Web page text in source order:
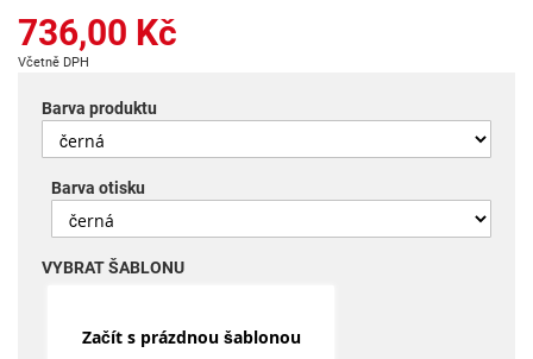
začátek
galerie
obrázky
736,00 Kč
Včetně DPH
Barva produktu
Barva otisku
VYBRAT ŠABLONU
Začít s prázdnou šablonou